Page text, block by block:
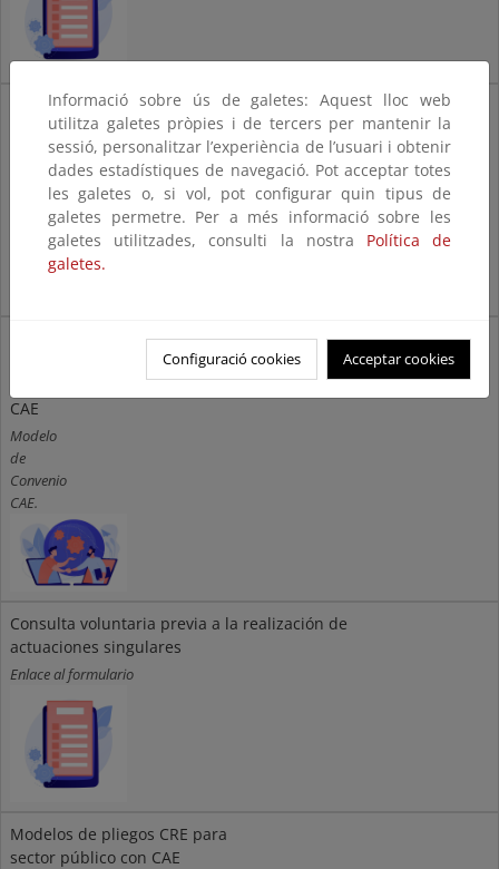
Comunicaciones relativas a
contratos de delegación
Enlace al procedimiento en Sede
Electrónica.
CAE
Modelo
de
Convenio
CAE.
Consulta voluntaria previa a la realización de
actuaciones singulares
Enlace al formulario
Modelos de pliegos CRE para
sector público con CAE
Informació sobre ús de galetes: Aquest lloc web
utilitza galetes pròpies i de tercers per mantenir la
sessió, personalitzar l’experiència de l’usuari i obtenir
dades estadístiques de navegació. Pot acceptar totes
les galetes o, si vol, pot configurar quin tipus de
galetes permetre. Per a més informació sobre les
galetes utilitzades, consulti la nostra Política de
galetes.
Configuració cookies Acceptar cookies